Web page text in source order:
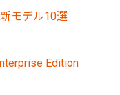
モデル10選
Edition